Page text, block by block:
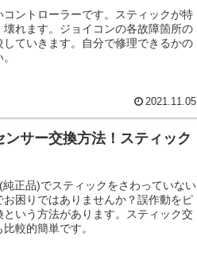
ントローラーです。スティックが特
れます。ジョイコンの各故障箇所の
ていきます。自分で修理できるかの
2021.11.05
サー交換方法！スティック
正品)でスティックをさわっていない
困りではありませんか？誤作動をピ
いう方法があります。スティック交
較的簡単です。